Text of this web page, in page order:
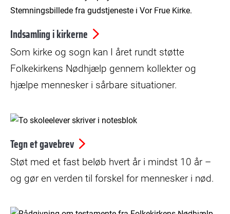
© Henrik Dons Christensen
Indsamling i kirkerne
Som kirke og sogn kan I året rundt støtte
Folkekirkens Nødhjælp gennem kollekter og
hjælpe mennesker i sårbare situationer.
Tegn et gavebrev
Støt med et fast beløb hvert år i mindst 10 år –
og gør en verden til forskel for mennesker i nød.
© Jakob Dall